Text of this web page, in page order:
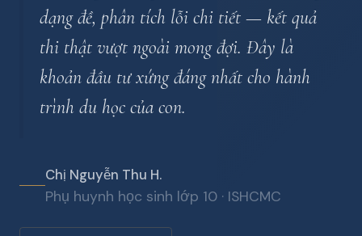
dạng đề, phân tích lỗi chi tiết — kết quả
thi thật vượt ngoài mong đợi. Đây là
khoản đầu tư xứng đáng nhất cho hành
trình du học của con.
Chị Nguyễn Thu H.
Phụ huynh học sinh lớp 10 · ISHCMC